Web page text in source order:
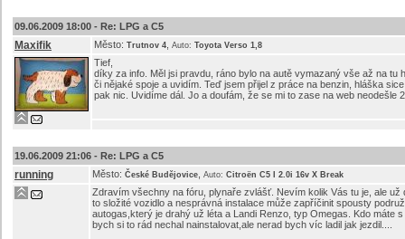
09.06.2009 18:00 - Re: LPG a C5
Maxifik Město: Trutnov 4 Auto: Toyota Verso 1,8
Tief,
díky za info. Měl jsi pravdu, ráno bylo na autě vymazaný vše až na
či nějaké spoje a uvidím. Teď jsem přijel z práce na benzin, hláška
pak nic. Uvidíme dál. Jo a doufám, že se mi to zase na web neodešle
19.06.2009 21:06 - Re: LPG a C5
running Město: České Budějovice Auto: Citroën C5 I 2.0i 16v X Break
Zdravím všechny na fóru, plynaře zvlášť. Nevím kolik Vás tu je, ale
to složité vozidlo a nesprávná instalace může zapříčinit spousty
autogas,který je drahý už léta a Landi Renzo, typ Omegas. Kdo
bych si to rád nechal nainstalovat,ale nerad bych víc ladil jak jezdil....